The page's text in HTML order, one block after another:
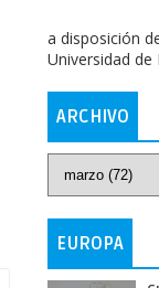
a disposición
Universidad de
ARCHIVO
EUROPA